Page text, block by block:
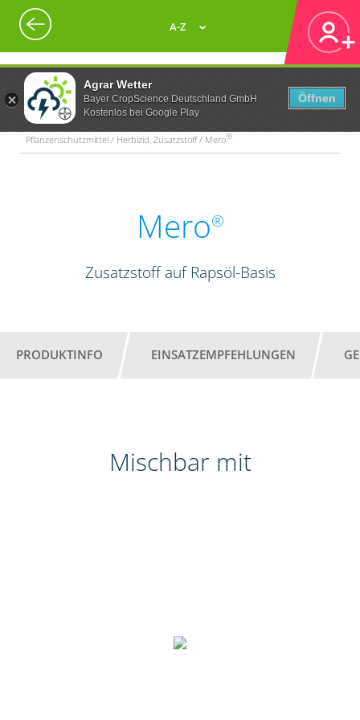
Agrar Wetter
Bayer CropScience Deutschland GmbH
Kostenlos bei Google Play
Öffnen
A-Z
Pflanzenschutzmittel / Herbizid, Zusatzstoff / Mero®
Mero®
Zusatzstoff auf Rapsöl-Basis
PRODUKTINFO EINSATZEMPFEHLUNGEN
Mischbar mit